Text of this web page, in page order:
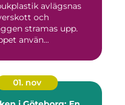
avlägsnas
och
stramas upp.
använ...
01. nov